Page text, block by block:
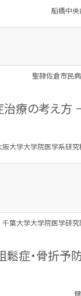
船橋中
聖隷佐倉市民
療の考え方
阪大学大学院医学系研
千葉大学大学院医学研
症・骨折予